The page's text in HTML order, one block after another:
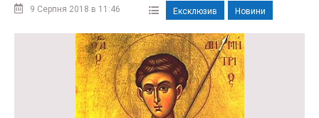
9 Серпня 2018 в 11:46 Ексклюзив Новини